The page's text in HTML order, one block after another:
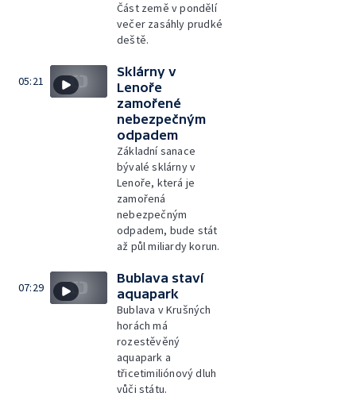
Část země v pondělí
večer zasáhly prudké
deště.
05:21
Sklárny v
Lenoře
zamořené
nebezpečným
odpadem
Základní sanace
bývalé sklárny v
Lenoře, která je
zamořená
nebezpečným
odpadem, bude stát
až půl miliardy korun.
07:29
Bublava staví
aquapark
Bublava v Krušných
horách má
rozestěvěný
aquapark a
třicetimiliónový dluh
vůči státu.